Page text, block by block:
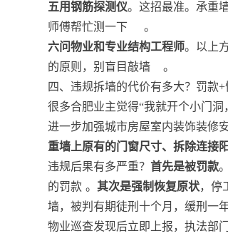
五用钢筋探测仪。这招最准。承重
师傅帮忙测一下
。
六问物业和专业结构工程师。以上
的原则，别盲目敲墙
。
四、违规拆墙的代价有多大？罚款+
很多合肥业主觉得“我就开个小门
进一步加强城市房屋室内装饰装修
重墙上原有的门窗尺寸、拆除连接
违规后果有多严重？首先是被罚款
的罚款 。其次是强制恢复原状，停
墙，被判有期徒刑十个月，缓刑一
物业巡查发现后立即上报，执法部